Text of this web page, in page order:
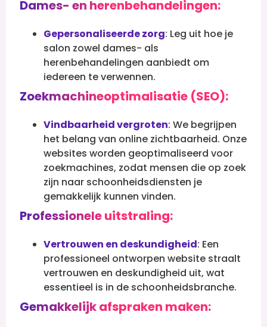
Dames- en herenbehandelingen:
Gepersonaliseerde zorg: Leg uit hoe je
salon zowel dames- als
herenbehandelingen aanbiedt om
iedereen te verwennen.
Zoekmachineoptimalisatie (SEO):
Vindbaarheid vergroten: We begrijpen
het belang van online zichtbaarheid. Onze
websites worden geoptimaliseerd voor
zoekmachines, zodat mensen die op zoek
zijn naar schoonheidsdiensten je
gemakkelijk kunnen vinden.
Professionele uitstraling:
Vertrouwen en deskundigheid: Een
professioneel ontworpen website straalt
vertrouwen en deskundigheid uit, wat
essentieel is in de schoonheidsbranche.
Gemakkelijk afspraken maken: